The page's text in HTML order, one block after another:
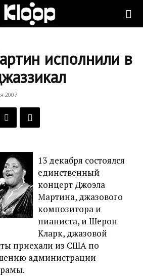
исполнили в
2007
13 декабря состоялся
единственный
концерт Джоэла
Мартина, джазового
композитора и
пианиста, и Шерон
Кларк, джазовой
приехали из США по
администрации